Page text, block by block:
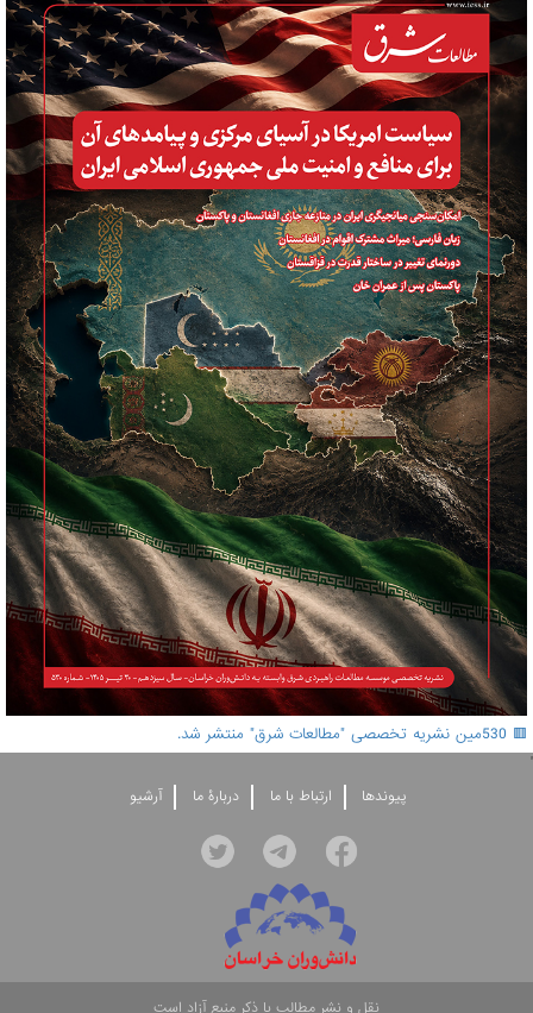
🟥 530مین نشریه تخصصی "مطالعات شرق" منتشر شد.
'
پيوندها ارتباط با ما دربارۀ ما آرشيو
نقل و نشر مطالب با ذکر منبع آزاد است